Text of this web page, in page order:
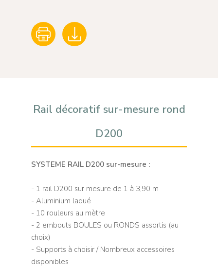
Rail décoratif sur-mesure rond
D200
SYSTEME RAIL D200 sur-mesure :
- 1 rail D200 sur mesure de 1 à 3,90 m
- Aluminium laqué
- 10 rouleurs au mètre
- 2 embouts BOULES ou RONDS assortis (au
choix)
- Supports à choisir / Nombreux accessoires
disponibles